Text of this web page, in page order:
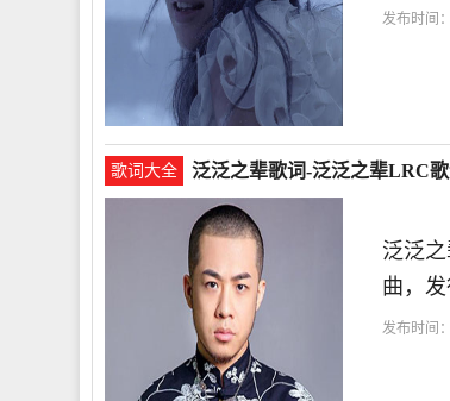
发布时间
歌词大全 泛泛之辈歌词-泛泛之辈LRC
泛泛
曲，
发布时间